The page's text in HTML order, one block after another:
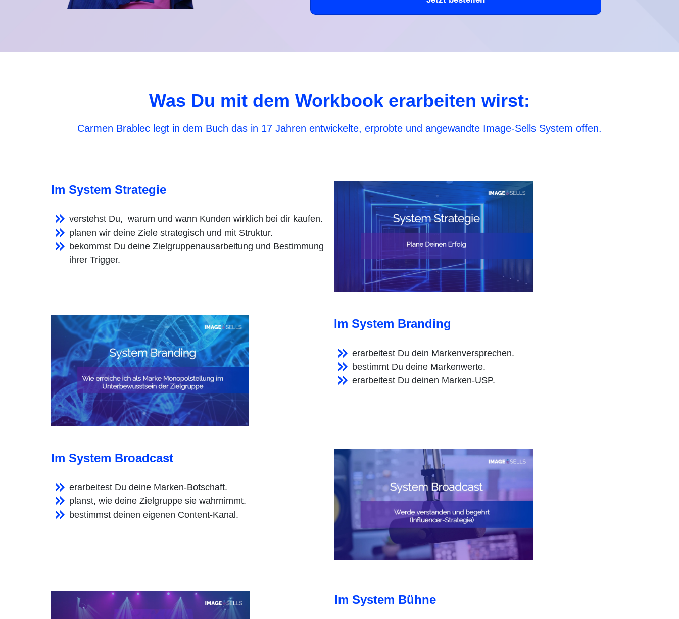
Was Du mit dem Workbook erarbeiten wirst:
Carmen Brablec legt in dem Buch das in 17 Jahren entwickelte, erprobte und angewandte Image-Sells System offen.
Im System Strategie
verstehst Du, warum und wann Kunden wirklich bei dir kaufen.
planen wir deine Ziele strategisch und mit Struktur.
bekommst Du deine Zielgruppenausarbeitung und Bestimmung
ihrer Trigger.
Im System Branding
erarbeitest Du dein Markenversprechen.
bestimmt Du deine Markenwerte.
erarbeitest Du deinen Marken-USP.
Im System Broadcast
erarbeitest Du deine Marken-Botschaft.
planst, wie deine Zielgruppe sie wahrnimmt.
bestimmst deinen eigenen Content-Kanal.
Im System Bühne